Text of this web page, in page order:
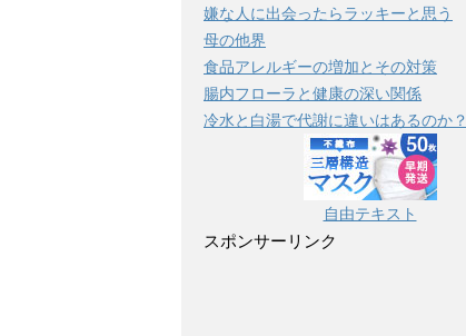
リ
ー
嫌な人に出会ったらラッキーと思う
母の他界
食品アレルギーの増加とその対策
腸内フローラと健康の深い関係
冷水と白湯で代謝に違いはあるのか？
自由テキスト
スポンサーリンク